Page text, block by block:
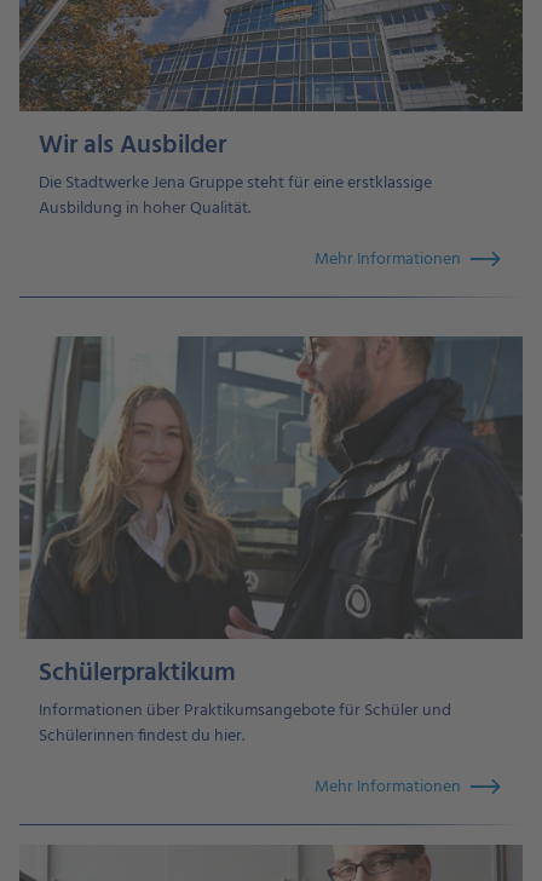
Wir als Ausbilder
Die Stadtwerke Jena Gruppe steht für eine erstklassige
Ausbildung in hoher Qualität.
Mehr Informationen
Schülerpraktikum
Informationen über Praktikumsangebote für Schüler und
Schülerinnen findest du hier.
Mehr Informationen